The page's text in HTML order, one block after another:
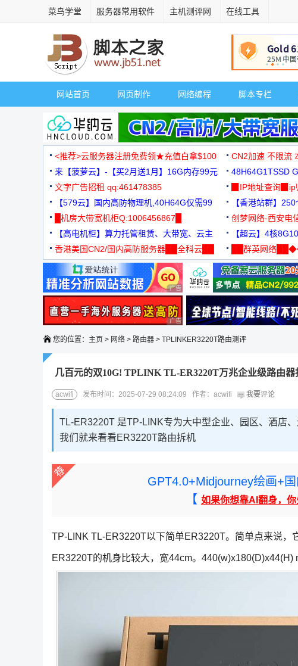
菜鸟学堂 服务器常用软件 主机测评网 在线工具
网站首页 网页制作 网络编程 脚本专栏
<推荐>云服务器注册免费领★充值白拿$100 CN2加速 不限流
来【菠萝云】-【买2月送1月】16G内存99元
48H64G1TSSD
3000+可免费测试
文字广告招租 qq:461478385
▉IP地址查询
【579云】国内高防物理机,40H64G仅需99
元
【香港站群】
█机房大带宽机柜Q:1006456867█
创梦网络-西安电
88元/月
【高电机柜】算力托管租赁、大带宽、云主
机
【超云】4核
香港美国CN2/国内高防服务器██全科云██
██群英网络
◆◆◆
广告 商业广告，理性选择
广告 商业广告，理性选择
您的位置： 主页 > 网络 > 路由器 > TPLINKER3220T路由测评
几百元的双10G! TPLINK TL-ER3220T万兆企业级路由器
acwifi 发布时间：2025-07-29 08:24:09 作者：acwifi 我要评论
TL-ER3220T 是TP-LINK专为大中型企业、园区、酒店
我们就来看看ER3220T路由拆机
GPT4.0+Midjourney绘画+
【 如果你想靠AI翻身，你
TP-LINK TL-ER3220T以下简单ER3220T。简单点来说，
ER3220T的机身比较大，宽44cm。440(w)x180(D)x44(H)